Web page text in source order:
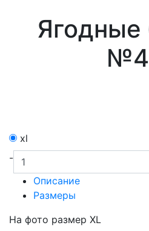
Ягодные
xl
-
Описание
Размеры
На фото размер XL